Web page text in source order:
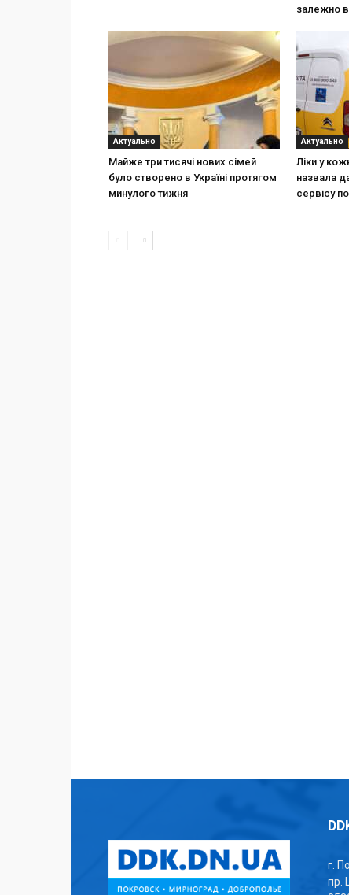
залежно
Актуально
Майже три тисячі нових сімей
було створено в Україні протягом
минулого тижня
Актуально
Ліки у
назвала
сервісу по
г.
пр.